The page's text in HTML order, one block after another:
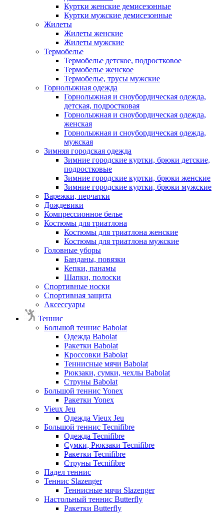
Куртки женские демисезонные
Куртки мужские демисезонные
Жилеты
Жилеты женские
Жилеты мужские
Термобелье
Термобелье детское, подростковое
Термобелье женское
Термобелье, трусы мужские
Горнолыжная одежда
Горнолыжная и сноубордическая одежда,
детская, подростковая
Горнолыжная и сноубордическая одежда,
женская
Горнолыжная и сноубордическая одежда,
мужская
Зимняя городская одежда
Зимние городские куртки, брюки детские,
подростковые
Зимние городские куртки, брюки женские
Зимние городские куртки, брюки мужские
Варежки, перчатки
Дождевики
Компрессионное белье
Костюмы для триатлона
Костюмы для триатлона женские
Костюмы для триатлона мужские
Головные уборы
Банданы, повязки
Кепки, панамы
Шапки, полоски
Спортивные носки
Спортивная защита
Аксессуары
Теннис
Большой теннис Babolat
Одежда Babolat
Ракетки Babolat
Кроссовки Babolat
Теннисные мячи Babolat
Рюкзаки, сумки, чехлы Babolat
Струны Babolat
Большой теннис Yonex
Ракетки Yonex
Vieux Jeu
Одежда Vieux Jeu
Большой теннис Tecnifibre
Одежда Tecnifibre
Сумки, Рюкзаки Tecnifibre
Ракетки Tecnifibre
Струны Tecnifibre
Падел теннис
Теннис Slazenger
Теннисные мячи Slazenger
Настольный теннис Butterfly
Ракетки Butterfly